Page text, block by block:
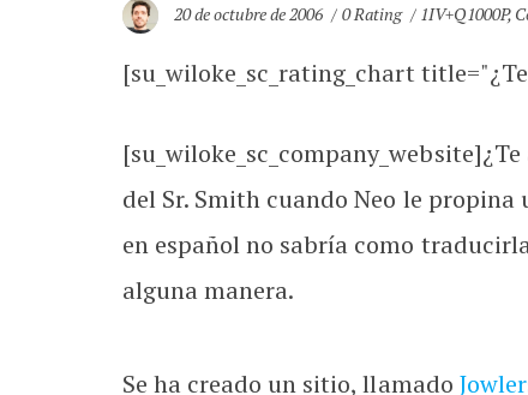
20 de octubre de 2006 0 Rating 1IV+Q1000P,
[su_wiloke_sc_rating_chart
del Sr. Smith cuando Neo le
en español no sabría como
alguna manera.
Se ha creado un sitio, llamado